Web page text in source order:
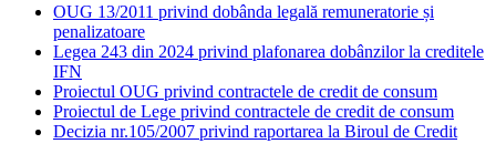
OUG 13/2011 privind dobânda legală remuneratorie și
penalizatoare
Legea 243 din 2024 privind plafonarea dobânzilor la creditele
IFN
Proiectul OUG privind contractele de credit de consum
Proiectul de Lege privind contractele de credit de consum
Decizia nr.105/2007 privind raportarea la Biroul de Credit